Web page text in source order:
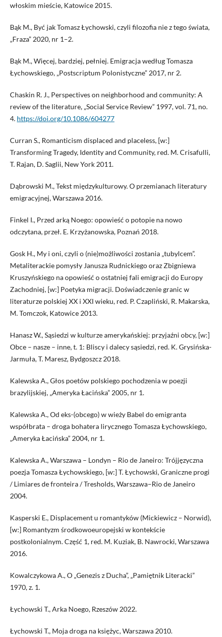
włoskim mieście, Katowice 2015.
Bąk M., Być jak Tomasz Łychowski, czyli filozofia nie z tego świata,
„Fraza” 2020, nr 1–2.
Bąk M., Więcej, bardziej, pełniej. Emigracja według Tomasza
Łychowskiego, „Postscriptum Polonistyczne” 2017, nr 2.
Chaskin R. J., Perspectives on neighborhood and community: A
review of the literature, „Social Service Review” 1997, vol. 71, no.
4. https://doi.org/10.1086/604277
Curran S., Romanticism displaced and placeless, [w:]
Transforming Tragedy, Identity and Community, red. M. Crisafulli,
T. Rajan, D. Saglii, New York 2011.
Dąbrowski M., Tekst międzykulturowy. O przemianach literatury
emigracyjnej, Warszawa 2016.
Finkel I., Przed arką Noego: opowieść o potopie na nowo
odczytana, przeł. E. Krzyżanowska, Poznań 2018.
Gosk H., My i oni, czyli o (nie)możliwości zostania „tubylcem”.
Metaliterackie pomysły Janusza Rudnickiego oraz Zbigniewa
Kruszyńskiego na opowieść o ostatniej fali emigracji do Europy
Zachodniej, [w:] Poetyka migracji. Doświadczenie granic w
literaturze polskiej XX i XXI wieku, red. P. Czapliński, R. Makarska,
M. Tomczok, Katowice 2013.
Hanasz W., Sąsiedzi w kulturze amerykańskiej: przyjaźni obcy, [w:]
Obce – nasze – inne, t. 1: Bliscy i dalecy sąsiedzi, red. K. Grysińska-
Jarmuła, T. Maresz, Bydgoszcz 2018.
Kalewska A., Głos poetów polskiego pochodzenia w poezji
brazylijskiej, „Ameryka Łacińska” 2005, nr 1.
Kalewska A., Od eks-(obcego) w wieży Babel do emigranta
współbrata – droga bohatera lirycznego Tomasza Łychowskiego,
„Ameryka Łacińska” 2004, nr 1.
Kalewska A., Warszawa – Londyn – Rio de Janeiro: Trójjęzyczna
poezja Tomasza Łychowskiego, [w:] T. Łychowski, Graniczne progi
/ Limiares de fronteira / Tresholds, Warszawa–Rio de Janeiro
2004.
Kasperski E., Displacement u romantyków (Mickiewicz – Norwid),
[w:] Romantyzm środkowoeuropejski w kontekście
postkolonialnym. Część 1, red. M. Kuziak, B. Nawrocki, Warszawa
2016.
Kowalczykowa A., O „Genezis z Ducha”, „Pamiętnik Literacki”
1970, z. 1.
Łychowski T., Arka Noego, Rzeszów 2022.
Łychowski T., Moja droga na księżyc, Warszawa 2010.